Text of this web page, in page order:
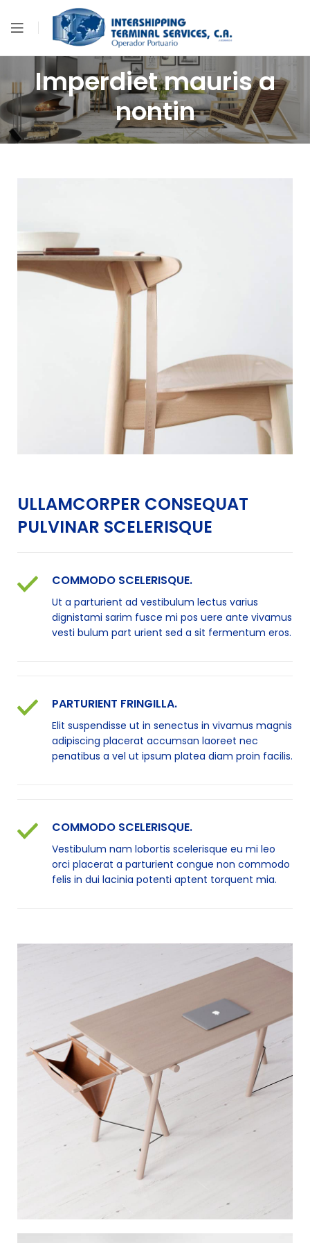
Imperdiet mauris a
nontin
ULLAMCORPER CONSEQUAT
PULVINAR SCELERISQUE
COMMODO SCELERISQUE.
Ut a parturient ad vestibulum lectus varius
dignistami sarim fusce mi pos uere ante vivamus
vesti bulum part urient sed a sit fermentum eros.
PARTURIENT FRINGILLA.
Elit suspendisse ut in senectus in vivamus magnis
adipiscing placerat accumsan laoreet nec
penatibus a vel ut ipsum platea diam proin facilis.
COMMODO SCELERISQUE.
Vestibulum nam lobortis scelerisque eu mi leo
orci placerat a parturient congue non commodo
felis in dui lacinia potenti aptent torquent mia.